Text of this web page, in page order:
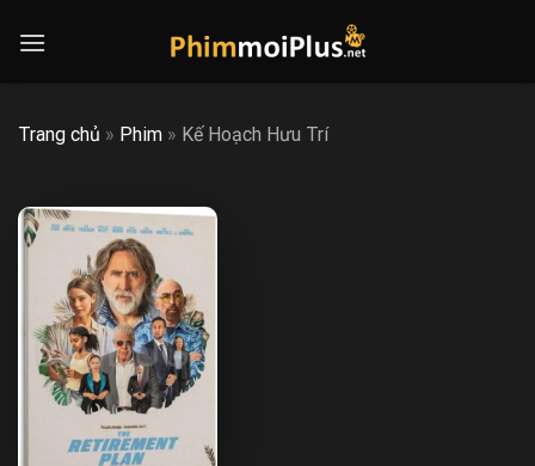
Trang chủ » Phim » Kế Hoạch Hưu Trí